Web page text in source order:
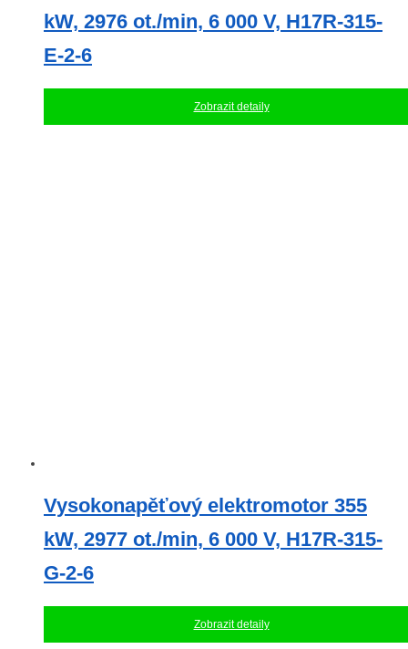
kW, 2976 ot./min, 6 000 V, H17R-315-
E-2-6
Zobrazit detaily
Vysokonapěťový elektromotor 355
kW, 2977 ot./min, 6 000 V, H17R-315-
G-2-6
Zobrazit detaily